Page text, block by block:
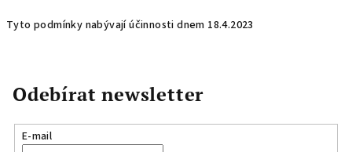
Tyto podmínky nabývají účinnosti dnem 18.4.2023
Odebírat newsletter
E-mail